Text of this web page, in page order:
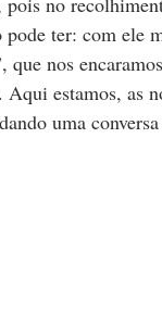
ter: com ele
que nos
estamos, as
uma